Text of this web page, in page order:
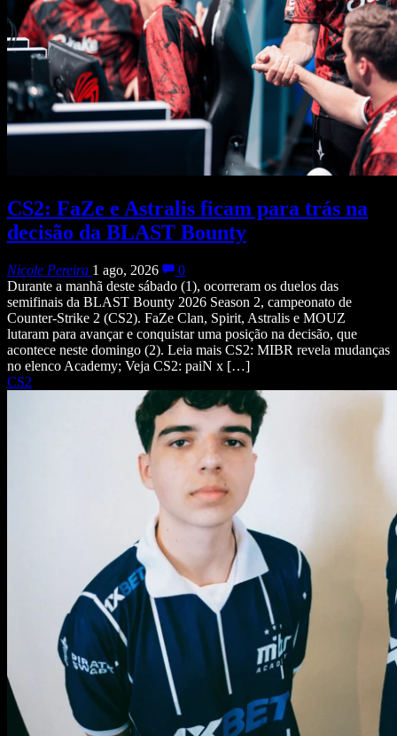
CS2: FaZe e Astralis ficam para trás na
decisão da BLAST Bounty
Nicole Pereira 1 ago, 2026
0
Durante a manhã deste sábado (1), ocorreram os duelos das
semifinais da BLAST Bounty 2026 Season 2, campeonato de
Counter-Strike 2 (CS2). FaZe Clan, Spirit, Astralis e MOUZ
lutaram para avançar e conquistar uma posição na decisão, que
acontece neste domingo (2). Leia mais CS2: MIBR revela mudanças
no elenco Academy; Veja CS2: paiN x […]
CS2